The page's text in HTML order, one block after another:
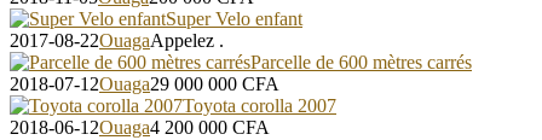
Super Velo enfant
2017-08-22OuagaAppelez .
Parcelle de 600 mètres carrés
2018-07-12Ouaga29 000 000 CFA
Toyota corolla 2007
2018-06-12Ouaga4 200 000 CFA